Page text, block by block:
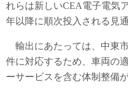
れらは新しいCEA電子電気
年以降に順次投入される見通
輸出にあたっては、中東
件に対応するため、車両の
ーサービスを含む体制整備